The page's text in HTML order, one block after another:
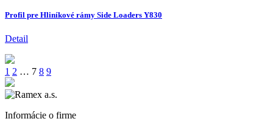
Profil pre Hliníkové rámy Side Loaders Y830
Detail
1 2 … 7 8 9
Informácie o firme